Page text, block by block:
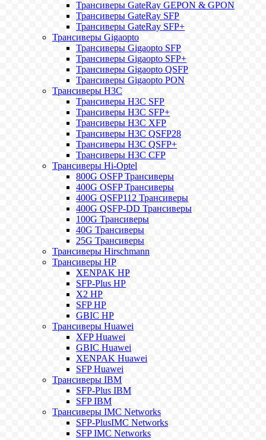
Трансиверы GateRay GEPON & GPON
Трансиверы GateRay SFP
Трансиверы GateRay SFP+
Трансиверы Gigaopto
Трансиверы Gigaopto SFP
Трансиверы Gigaopto SFP+
Трансиверы Gigaopto QSFP
Трансиверы Gigaopto PON
Трансиверы H3C
Трансиверы H3C SFP
Трансиверы H3C SFP+
Трансиверы H3C XFP
Трансиверы H3C QSFP28
Трансиверы H3C QSFP+
Трансиверы H3C CFP
Трансиверы Hi-Optel
800G OSFP Трансиверы
400G OSFP Трансиверы
400G QSFP112 Трансиверы
400G QSFP-DD Трансиверы
100G Трансиверы
40G Трансиверы
25G Трансиверы
Трансиверы Hirschmann
Трансиверы HP
XENPAK HP
SFP-Plus HP
X2 HP
SFP HP
GBIC HP
Трансиверы Huawei
XFP Huawei
GBIC Huawei
XENPAK Huawei
SFP Huawei
Трансиверы IBM
SFP-Plus IBM
SFP IBM
Трансиверы IMC Networks
SFP-PlusIMC Networks
SFP IMC Networks